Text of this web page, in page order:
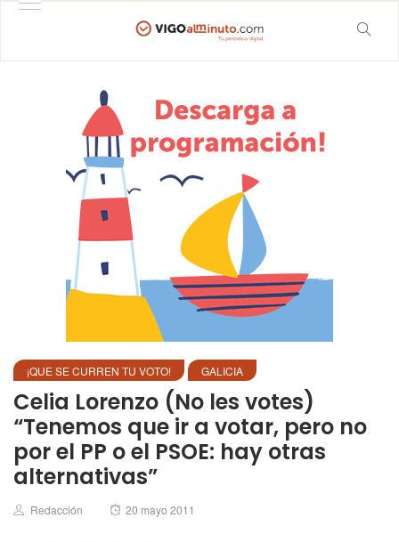
¡QUE SE CURREN TU VOTO! GALICIA
Celia Lorenzo (No les votes)
“Tenemos que ir a votar, pero no
por el PP o el PSOE: hay otras
alternativas”
Author
Redacción
Posted
20 mayo 2011